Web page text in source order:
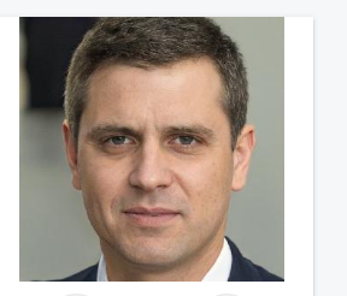
région de Strasbourg et
alentours.